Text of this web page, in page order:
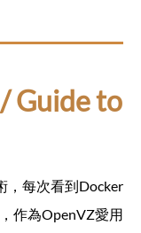
Guide to
，每次看到Docker
作為OpenVZ愛用